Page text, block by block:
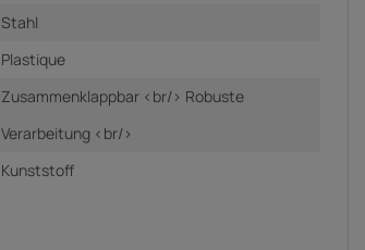
Stahl
Plastique
Zusammenklappbar <br/> Robuste
Verarbeitung <br/>
Kunststoff